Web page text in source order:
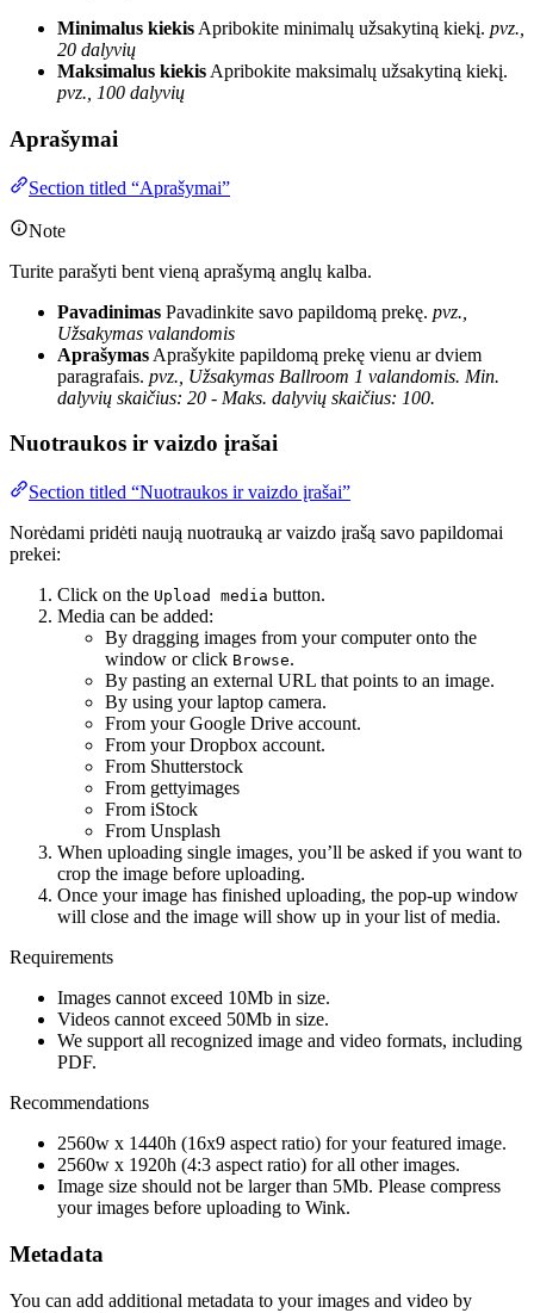
Minimalus kiekis Apribokite minimalų užsakytiną kiekį. pvz.,
20 dalyvių
Maksimalus kiekis Apribokite maksimalų užsakytiną kiekį.
pvz., 100 dalyvių
Aprašymai
Section titled “Aprašymai”
Note
Turite parašyti bent vieną aprašymą anglų kalba.
Pavadinimas Pavadinkite savo papildomą prekę. pvz.,
Užsakymas valandomis
Aprašymas Aprašykite papildomą prekę vienu ar dviem
paragrafais. pvz., Užsakymas Ballroom 1 valandomis. Min.
dalyvių skaičius: 20 - Maks. dalyvių skaičius: 100.
Nuotraukos ir vaizdo įrašai
Section titled “Nuotraukos ir vaizdo įrašai”
Norėdami pridėti naują nuotrauką ar vaizdo įrašą savo papildomai
prekei:
Click on the Upload media button.
Media can be added:
By dragging images from your computer onto the
window or click Browse.
By pasting an external URL that points to an image.
By using your laptop camera.
From your Google Drive account.
From your Dropbox account.
From Shutterstock
From gettyimages
From iStock
From Unsplash
When uploading single images, you’ll be asked if you want to
crop the image before uploading.
Once your image has finished uploading, the pop-up window
will close and the image will show up in your list of media.
Requirements
Images cannot exceed 10Mb in size.
Videos cannot exceed 50Mb in size.
We support all recognized image and video formats, including
PDF.
Recommendations
2560w x 1440h (16x9 aspect ratio) for your featured image.
2560w x 1920h (4:3 aspect ratio) for all other images.
Image size should not be larger than 5Mb. Please compress
your images before uploading to Wink.
Metadata
You can add additional metadata to your images and video by